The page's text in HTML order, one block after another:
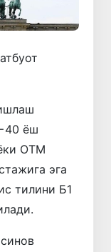
ёш
ОТМ
эга
тилини Б1